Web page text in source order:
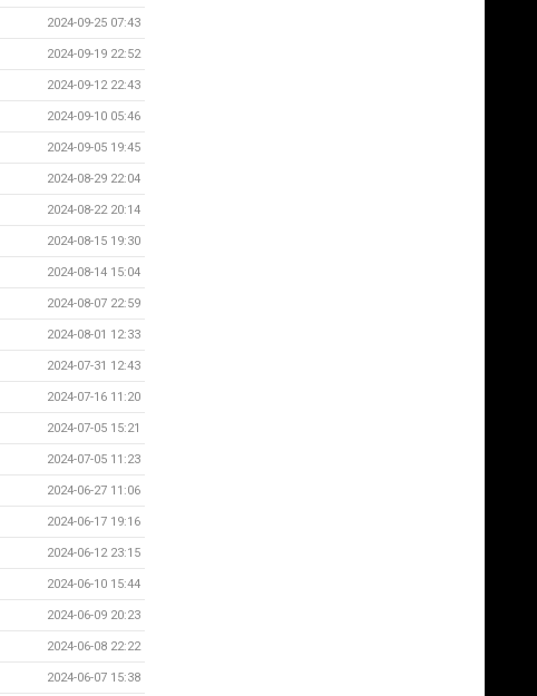
2024-09-25 07:43
2024-09-19 22:52
2024-09-12 22:43
2024-09-10 05:46
2024-09-05 19:45
2024-08-29 22:04
2024-08-22 20:14
2024-08-15 19:30
2024-08-14 15:04
2024-08-07 22:59
2024-08-01 12:33
2024-07-31 12:43
2024-07-16 11:20
2024-07-05 15:21
2024-07-05 11:23
2024-06-27 11:06
2024-06-17 19:16
2024-06-12 23:15
2024-06-10 15:44
2024-06-09 20:23
2024-06-08 22:22
2024-06-07 15:38